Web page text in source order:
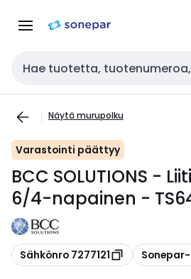
navigointiinsisältöön
Haku
Näytä murupolku
Varastointi päättyy
BCC SOLUTIONS -
6/4-napainen -
Kopioi
Sähkönro 7277121 Kopioi
Sonepar-